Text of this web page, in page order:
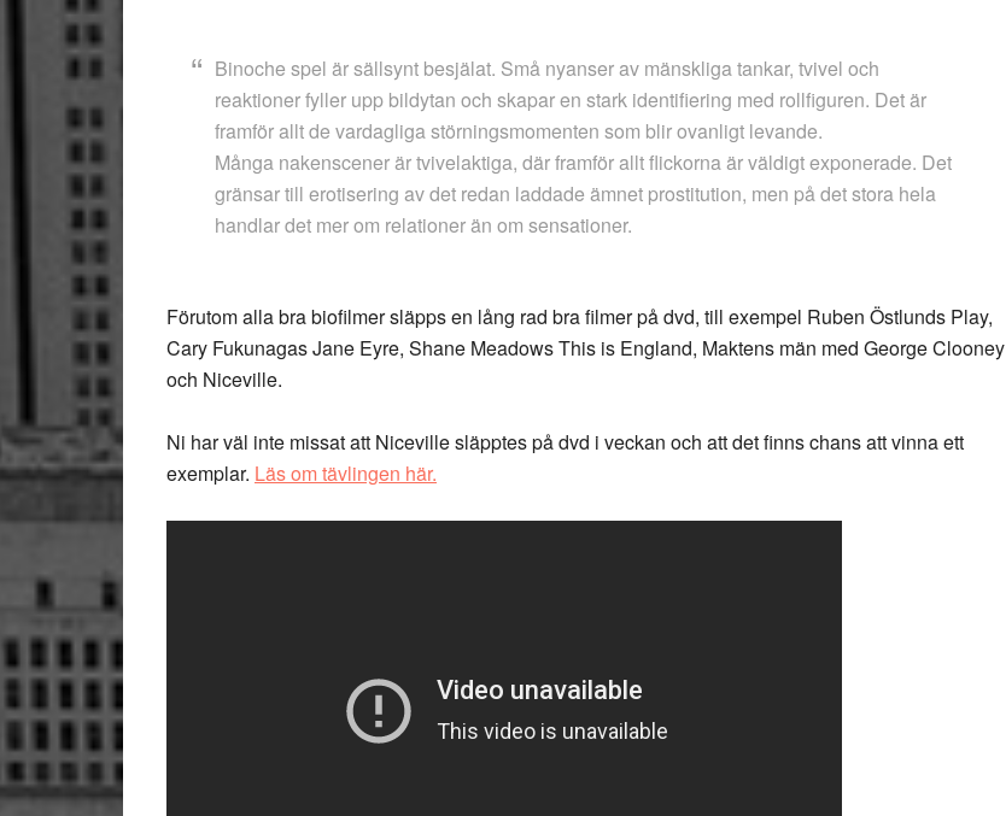
Binoche spel är sällsynt besjälat. Små nyanser av mänskliga tankar, tvivel och
reaktioner fyller upp bildytan och skapar en stark identifiering med rollfiguren. Det är
framför allt de vardagliga störningsmomenten som blir ovanligt levande.
Många nakenscener är tvivelaktiga, där framför allt flickorna är väldigt exponerade. Det
gränsar till erotisering av det redan laddade ämnet prostitution, men på det stora hela
handlar det mer om relationer än om sensationer.
Förutom alla bra biofilmer släpps en lång rad bra filmer på dvd, till exempel Ruben Östlunds Play,
Cary Fukunagas Jane Eyre, Shane Meadows This is England, Maktens män med George Clooney
och Niceville.
Ni har väl inte missat att Niceville släpptes på dvd i veckan och att det finns chans att vinna ett
exemplar. Läs om tävlingen här.